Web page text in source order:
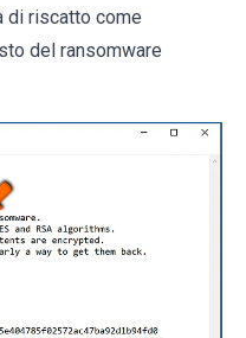
di riscatto come
del ransomware